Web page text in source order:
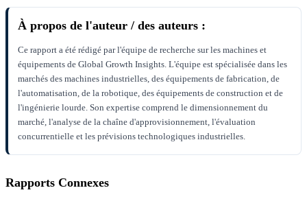
À propos de l'auteur / des auteurs :
Ce rapport a été rédigé par l'équipe de recherche sur les machines et
équipements de Global Growth Insights. L'équipe est spécialisée dans les
marchés des machines industrielles, des équipements de fabrication, de
l'automatisation, de la robotique, des équipements de construction et de
l'ingénierie lourde. Son expertise comprend le dimensionnement du
marché, l'analyse de la chaîne d'approvisionnement, l'évaluation
concurrentielle et les prévisions technologiques industrielles.
Rapports Connexes